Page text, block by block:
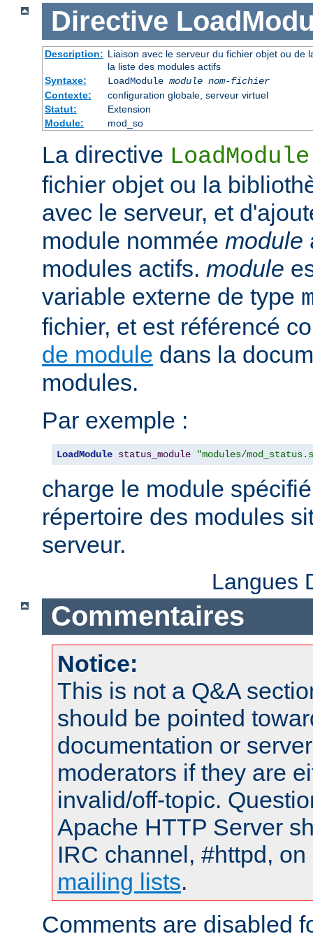
Directive
Description: Liaison avec le serveur du fichier objet ou de
la liste des modules actifs
Syntaxe:
LoadModule module nom-fichier
Contexte:
configuration globale, serveur virtuel
Statut:
Extension
Module:
mod_so
La directive LoadModule
fichier objet ou la
avec le serveur, et
module nommée module
modules actifs. module
variable externe de type
fichier, et est référencé
de module dans la
modules.
Par exemple :
LoadModule status_module "modules/
charge le module
répertoire des modules
serveur.
Langues
Commentaires
Notice:
This is not a Q&A
should be pointed
documentation or
moderators if they are
invalid/off-topic.
Apache HTTP Server
IRC channel, #httpd,
mailing lists.
Comments are disabled